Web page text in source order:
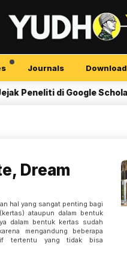
Journals Download
di Google Scholar
Dream
hal yang sangat penting bagi
ataupun dalam bentuk
dalam bentuk kertas sudah
mengandung beberapa
tertentu yang tidak bisa